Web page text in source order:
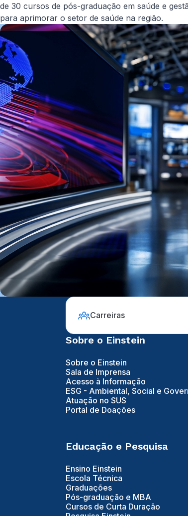
de 30 cursos de pós-graduação em saúde e
para aprimorar o setor de saúde na região.
Carreiras
Sobre o Einstein
Sobre o Einstein
Sala de Imprensa
Acesso à Informação
ESG - Ambiental, Social e
Atuação no SUS
Portal de Doações
Educação e Pesquisa
Ensino Einstein
Escola Técnica
Graduações
Pós-graduação e MBA
Cursos de Curta Duração